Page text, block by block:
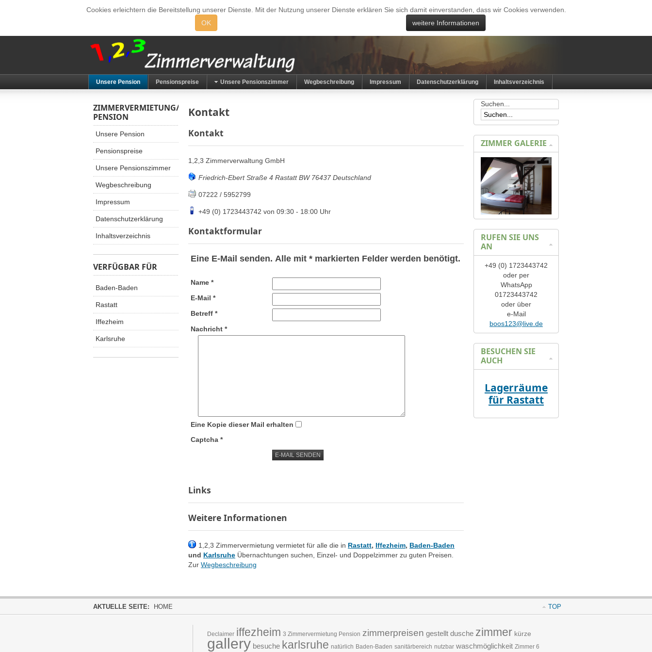
Cookies erleichtern die Bereitstellung unserer Dienste. Mit der Nutzung unserer Dienste erklären Sie sich damit einverstanden, dass wir Cookies verwenden.
OK
weitere Informationen
Unsere Pension Pensionspreise Unsere Pensionszimmer Wegbeschreibung Impressum Datenschutzerklärung Inhaltsverzeichnis
Kontakt
Kontakt
1,2,3 Zimmerverwaltung GmbH
Friedrich-Ebert Straße 4 RastattBW 76437 Deutschland
07222 / 5952799
+49 (0) 1723443742 von 09:30 - 18:00 Uhr
Kontaktformular
Eine E-Mail senden. Alle mit * markierten Felder werden benötigt.
Name *
E-Mail *
Betreff *
Nachricht *
Eine Kopie dieser Mail erhalten
Captcha *
E-MAIL SENDEN
Links
Weitere Informationen
1,2,3 Zimmervermietung vermietet für alle die in Rastatt, Iffezheim, Baden-Baden
und Karlsruhe Übernachtungen suchen, Einzel- und Doppelzimmer zu guten Preisen.
Zur Wegbeschreibung
ZIMMERVERMIETUNG/
PENSION
Unsere Pension
Pensionspreise
Unsere Pensionszimmer
Wegbeschreibung
Impressum
Datenschutzerklärung
Inhaltsverzeichnis
VERFÜGBAR FÜR
Baden-Baden
Rastatt
Iffezheim
Karlsruhe
Suchen...
ZIMMER GALERIE
RUFEN SIE UNS
AN
+49 (0) 1723443742
oder per
WhatsApp
01723443742
oder über
e-Mail
boos123@live.de
BESUCHEN SIE
AUCH
Lagerräume
für Rastatt
AKTUELLE SEITE: HOME TOP
Declaimer iffezheim 3 Zimmervermietung Pension zimmerpreisen gestellt dusche zimmer kürze
gallery besuche karlsruhe natürlich Baden-Baden sanitärbereich nutzbar waschmöglichkeit Zimmer 6